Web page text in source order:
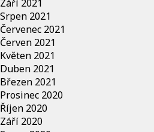
Září 2021
Srpen 2021
Červenec 2021
Červen 2021
Květen 2021
Duben 2021
Březen 2021
Prosinec 2020
Říjen 2020
Září 2020